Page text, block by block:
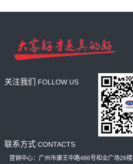
关注我们 FOLLOW US
联系方式 CONTACTS
营销中心：广州市康王中路486号和业广场26楼